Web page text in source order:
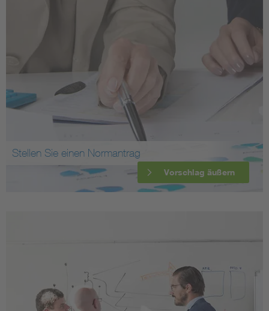
Stellen Sie einen Normantrag
Vorschlag äußern